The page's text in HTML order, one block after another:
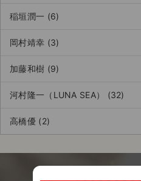
チケットジャム利用規約
プライバシーポリシー
稲垣潤一 (6)
岡村靖幸 (3)
加藤和樹 (9)
河村隆一（LUNA SEA） (32)
高橋優 (2)
今すぐアプリを無